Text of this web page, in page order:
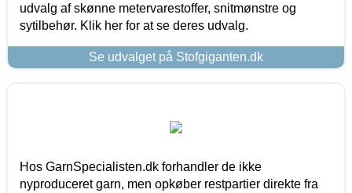
udvalg af skønne metervarestoffer, snitmønstre og
sytilbehør. Klik her for at se deres udvalg.
Se udvalget på Stofgiganten.dk
Hos GarnSpecialisten.dk forhandler de ikke
nyproduceret garn, men opkøber restpartier direkte fra